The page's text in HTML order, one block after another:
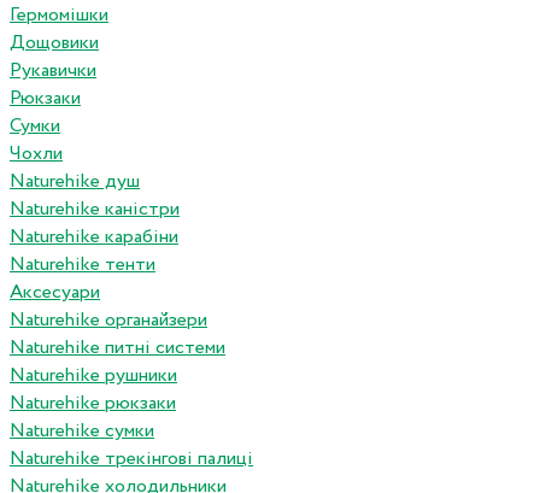
Гермомішки
Дощовики
Рукавички
Рюкзаки
Сумки
Чохли
Naturehike душ
Naturehike каністри
Naturehike карабіни
Naturehike тенти
Аксесуари
Naturehike органайзери
Naturehike питні системи
Naturehike рушники
Naturehike рюкзаки
Naturehike сумки
Naturehike трекінгові палиці
Naturehike холодильники